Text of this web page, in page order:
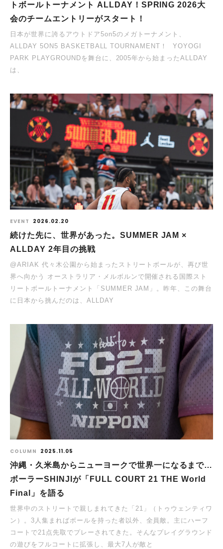
トボールトーナメント ALLDAY！SPRING 2026大
会のチームエントリーがスタート！
日本が世界に誇るアウトドア5on5のメガトーナメント、
ALLDAY 5ON5 BASKETBALL TOURNAMENT！ ⁡ YOYOGI
PARK PLAYGROUNDを舞台に、2005年から始まったALLDAY
は、
EVENT 2026.02.20
続けた先に、世界があった。SUMMER JAM ×
ALLDAY 2年目の挑戦
@ARIAK 代々木公園から始まったストリートボールが、再び世
界へ向かう オーストラリア・メルボルンで開催される国際スト
リートボールトーナメント「SUMMER JAM」。昨年、この舞台
に日本から挑んだのは、ALLDAY
COLUMN 2025.11.05
沖縄・久米島からニューヨークで世界一になるまで…
ボーラーSHINJIが「FULL COURT 21 THE World
Final」を語る
世界中のストリートで親しまれてきた「21」（トゥウェンティワ
ン）。3人集まればボールを持った者以外、全員敵。主にハーフ
コートで21点先取でプレーされてきた。そんなプレイグラウンド
の遊びをフルコートに拡張し、最大7人が敵と